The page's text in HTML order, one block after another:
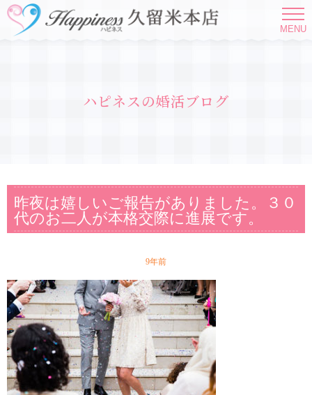
MENU
ハピネスの婚活ブログ
昨夜は嬉しいご報告がありました。３０
代のお二人が本格交際に進展です。
9年前